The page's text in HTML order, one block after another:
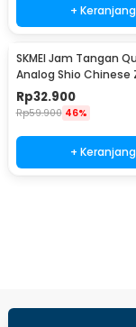
+ Keranjang
SKMEI Jam Tangan
Analog Shio Chinese
Waterproof 30M
2327
Rp32.900
Rp59.900 46%
+ Keranjang